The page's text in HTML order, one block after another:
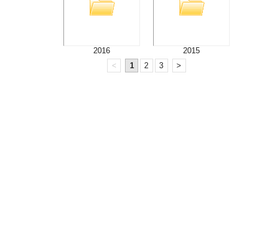
2016
2015
<
1 2 3 >